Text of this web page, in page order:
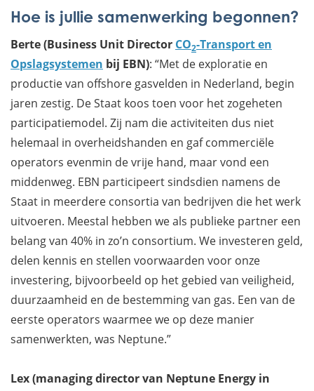
Hoe is jullie samenwerking begonnen?
Berte (Business Unit Director CO2-Transport en
Opslagsystemen bij EBN): “Met de exploratie en
productie van offshore gasvelden in Nederland, begin
jaren zestig. De Staat koos toen voor het zogeheten
participatiemodel. Zij nam die activiteiten dus niet
helemaal in overheidshanden en gaf commerciële
operators evenmin de vrije hand, maar vond een
middenweg. EBN participeert sindsdien namens de
Staat in meerdere consortia van bedrijven die het werk
uitvoeren. Meestal hebben we als publieke partner een
belang van 40% in zo’n consortium. We investeren geld,
delen kennis en stellen voorwaarden voor onze
investering, bijvoorbeeld op het gebied van veiligheid,
duurzaamheid en de bestemming van gas. Een van de
eerste operators waarmee we op deze manier
samenwerkten, was Neptune.”
Lex (managing director van Neptune Energy in